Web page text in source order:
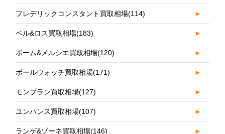
フレデリックコンスタント買取相場(114) ►
ベル&ロス買取相場(183) ►
ボーム&メルシエ買取相場(120) ►
ボールウォッチ買取相場(171) ►
モンブラン買取相場(127) ►
ユンハンス買取相場(107) ►
ランゲ&ゾーネ買取相場(146) ►